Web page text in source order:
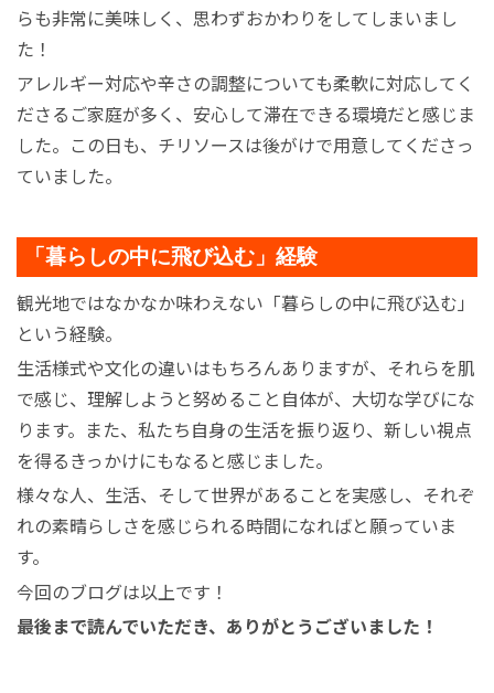
らも非常に美味しく、思わずおかわりをしてしまいまし
た！
アレルギー対応や辛さの調整についても柔軟に対応してく
ださるご家庭が多く、安心して滞在できる環境だと感じま
した。この日も、チリソースは後がけで用意してくださっ
ていました。
「暮らしの中に飛び込む」経験
観光地ではなかなか味わえない「暮らしの中に飛び込む 」
という経験。
生活様式や文化の違いはもちろんありますが、それらを肌
で感じ、理解しようと努めること自体が、大切な学びにな
ります。また、私たち自身の生活を振り返り、新しい視点
を得るきっかけにもなると感じました。
様々な人、生活、そして世界があることを実感し、それぞ
れの素晴らしさを感じられる時間になればと願っていま
す。
今回のブログは以上です！
最後まで読んでいただき、ありがとうございました！